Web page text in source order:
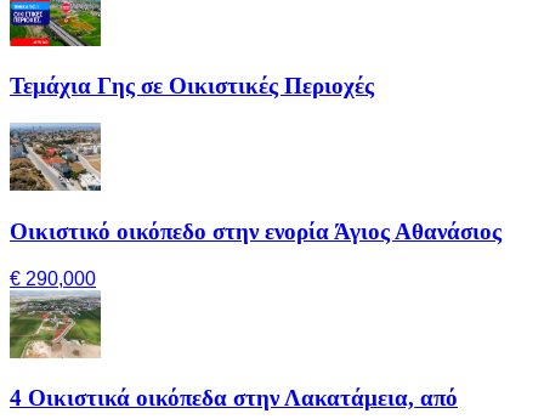
Τεμάχια Γης σε Οικιστικές Περιοχές
Οικιστικό οικόπεδο στην ενορία Άγιος Αθανάσιος
€ 290,000
4 Οικιστικά οικόπεδα στην Λακατάμεια, από